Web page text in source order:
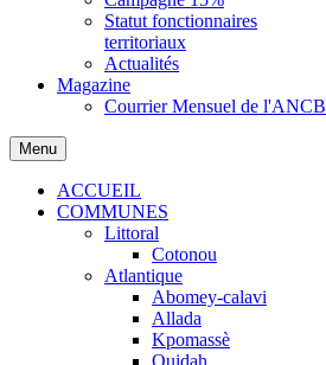
Statut fonctionnaires
territoriaux
Actualités
Magazine
Courrier Mensuel de l'ANCB
Menu
ACCUEIL
COMMUNES
Littoral
Cotonou
Atlantique
Abomey-calavi
Allada
Kpomassè
Ouidah